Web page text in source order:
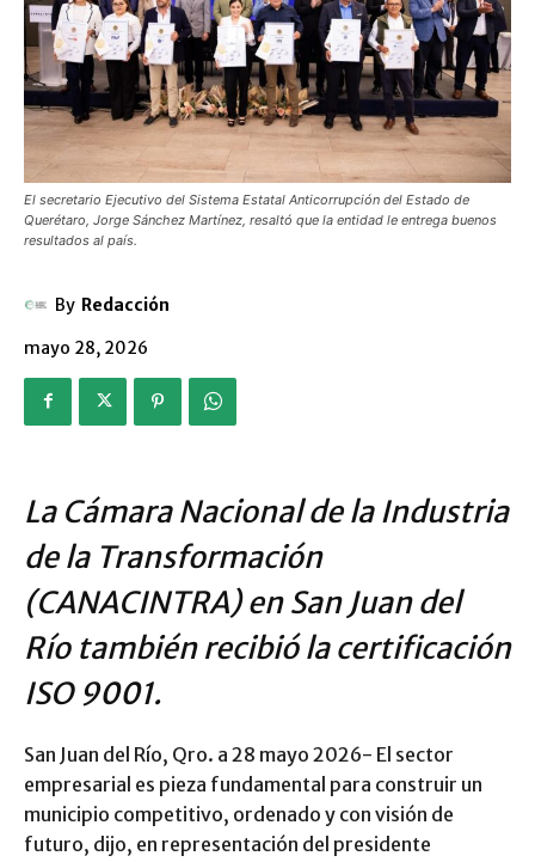
El secretario Ejecutivo del Sistema Estatal Anticorrupción del Estado de
Querétaro, Jorge Sánchez Martínez, resaltó que la entidad le entrega buenos
resultados al país.
By Redacción
mayo 28, 2026
La Cámara Nacional de la Industria
de la Transformación
(CANACINTRA) en San Juan del
Río también recibió la certificación
ISO 9001.
San Juan del Río, Qro. a 28 mayo 2026- El sector
empresarial es pieza fundamental para construir un
municipio competitivo, ordenado y con visión de
futuro, dijo, en representación del presidente